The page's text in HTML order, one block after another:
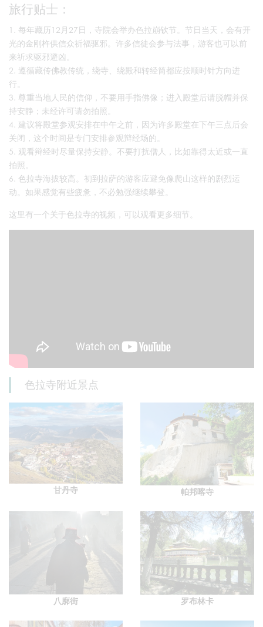
旅行贴士：
每年藏历12月27日，寺院会举办色拉崩钦节。节日当天，会有开
光的金刚杵供信众祈福驱邪。许多信徒会参与法事，游客也可以前
来祈求驱邪避凶。
遵循藏传佛教传统，绕寺、绕殿和转经筒都应按顺时针方向进
行。
尊重当地人民的信仰，不要用手指佛像；进入殿堂后请脱帽并保
持安静；未经许可请勿拍照。
建议将殿堂参观安排在中午之前，因为许多殿堂在下午三点后会
关闭，这个时间是专门安排参观辩经场的。
观看辩经时尽量保持安静。不要打扰僧人，比如靠得太近或一直
拍照。
色拉寺海拔较高。初到拉萨的游客应避免像爬山这样的剧烈运
动。如果感觉有些疲惫，不必勉强继续攀登。
这里有一个关于色拉寺的视频，可以观看更多细节。
色拉寺附近景点
甘丹寺 帕邦喀寺
八廓街 罗布林卡